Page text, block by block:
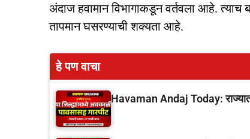
अंदाज हवामान विभागाकडून वर्तवला आहे. त्याच
तापमान घसरण्याची शक्यता आहे.
हे पण वाचा
Havaman Andaj Today: राज्यात